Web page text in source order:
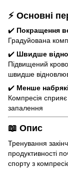
⚡ Основні
✔️ Покращення
Градуйована
✔️ Швидше
Підвищений
швидше
✔️ Менше
Компресія
запалення
📖 Опис
Тренування
продуктивності
спорту з